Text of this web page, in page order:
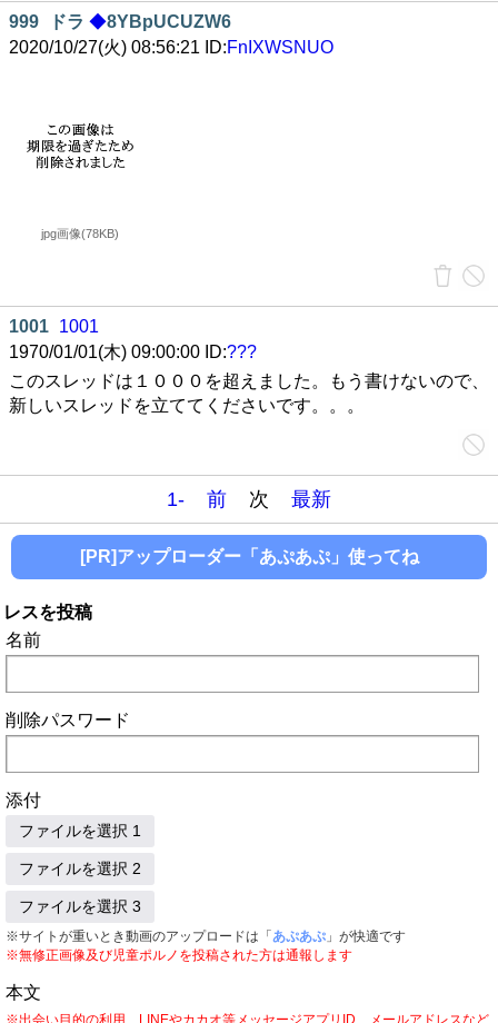
999 ドラ ◆8YBpUCUZW6
2020/10/27(火) 08:56:21 ID:FnIXWSNUO
jpg画像(78KB)
1001 1001
1970/01/01(木) 09:00:00 ID:???
このスレッドは１０００を超えました。もう書けないので、
新しいスレッドを立ててくださいです。。。
1- 前 次 最新
[PR]アップローダー「あぷあぷ」使ってね
レスを投稿
名前
削除パスワード
添付
ファイルを選択 1
ファイルを選択 2
ファイルを選択 3
※サイトが重いとき動画のアップロードは「 あぷあぷ 」が快適です
※無修正画像及び児童ポルノを投稿された方は通報します
本文
※出会い目的の利用、LINEやカカオ等メッセージアプリID、メールアドレスなど